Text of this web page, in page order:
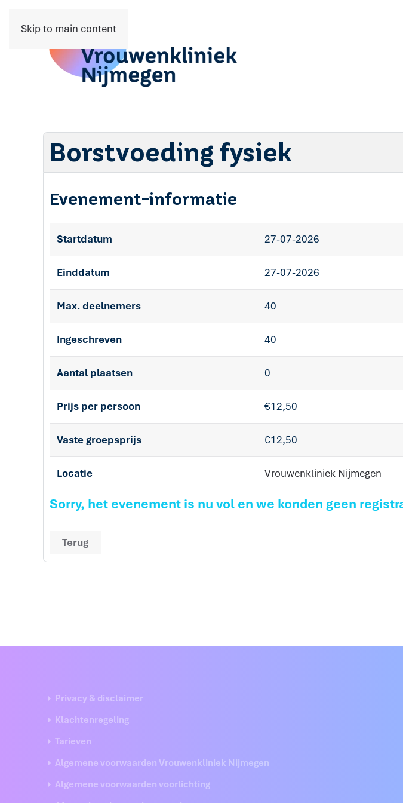
Skip to main content
Borstvoeding fysiek
Evenement-informatie
Startdatum 27-07-2026
Einddatum 27-07-2026
Max. deelnemers 40
Ingeschreven 40
Aantal plaatsen 0
Prijs per persoon €12,50
Vaste groepsprijs €12,50
Locatie Vrouwenkliniek Nijmegen
Sorry, het evenement is nu vol en we konden geen
Terug
Privacy & disclaimer
Klachtenregeling
Tarieven
Algemene voorwaarden Vrouwenkliniek Nijmegen
Algemene voorwaarden voorlichting